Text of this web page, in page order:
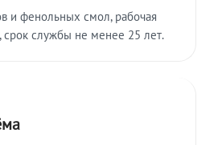
и фенольных смол, рабочая
срок службы не менее 25 лет.